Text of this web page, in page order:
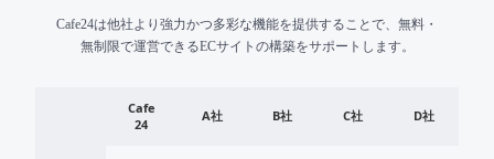
Cafe24は他社より強力かつ多彩な機能を提供することで、無料・
無制限で運営できるECサイトの構築をサポートします。
Cafe
24
A社 B社 C社 D社